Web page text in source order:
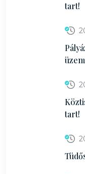
tart!
tart!